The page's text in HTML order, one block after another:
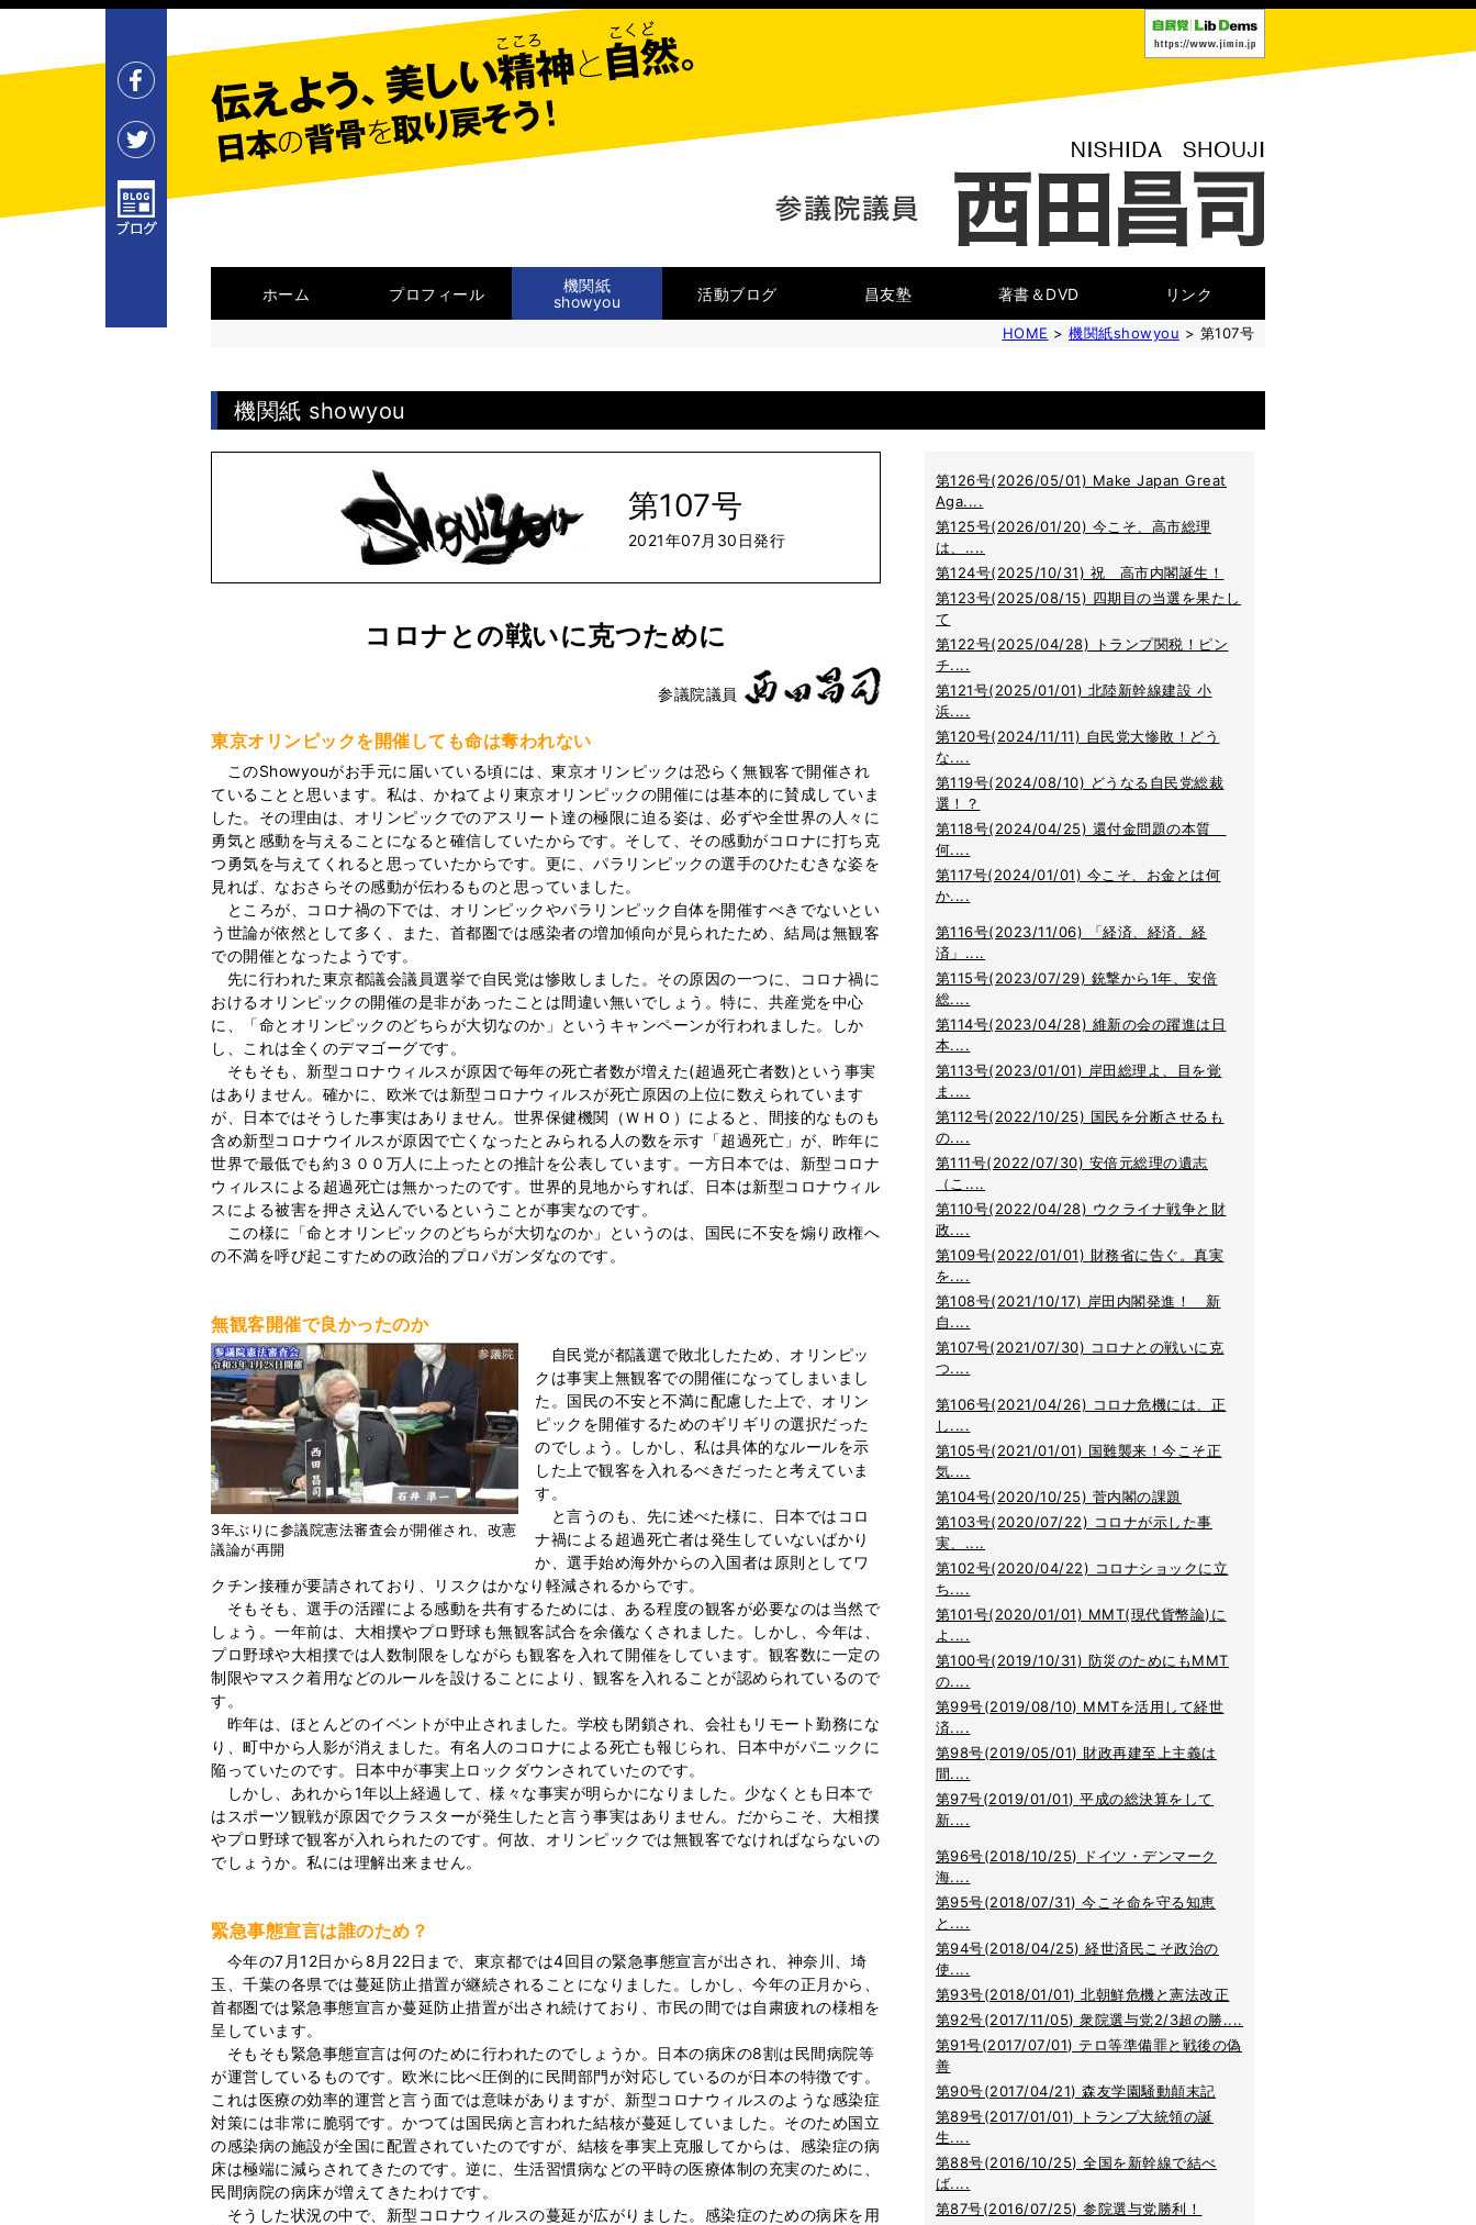
ホーム プロフィール
機関紙
showyou
活動ブログ 昌友塾 著書＆DVD リンク
HOME > 機関紙showyou > 第107号
機関紙 showyou
第107号
2021年07月30日発行
コロナとの戦いに克つために
参議院議員
東京オリンピックを開催しても命は奪われない
このShowyouがお手元に届いている頃には、東京オリンピックは恐らく無観客で開催され
ていることと思います。私は、かねてより東京オリンピックの開催には基本的に賛成していま
した。その理由は、オリンピックでのアスリート達の極限に迫る姿は、必ずや全世界の人々に
勇気と感動を与えることになると確信していたからです。そして、その感動がコロナに打ち克
つ勇気を与えてくれると思っていたからです。更に、パラリンピックの選手のひたむきな姿を
見れば、なおさらその感動が伝わるものと思っていました。
ところが、コロナ禍の下では、オリンピックやパラリンピック自体を開催すべきでないとい
う世論が依然として多く、また、首都圏では感染者の増加傾向が見られたため、結局は無観客
での開催となったようです。
先に行われた東京都議会議員選挙で自民党は惨敗しました。その原因の一つに、コロナ禍に
おけるオリンピックの開催の是非があったことは間違い無いでしょう。特に、共産党を中心
に、「命とオリンピックのどちらが大切なのか」というキャンペーンが行われました。しか
し、これは全くのデマゴーグです。
そもそも、新型コロナウィルスが原因で毎年の死亡者数が増えた(超過死亡者数)という事実
はありません。確かに、欧米では新型コロナウィルスが死亡原因の上位に数えられています
が、日本ではそうした事実はありません。世界保健機関（ＷＨＯ）によると、間接的なものも
含め新型コロナウイルスが原因で亡くなったとみられる人の数を示す「超過死亡」が、昨年に
世界で最低でも約３００万人に上ったとの推計を公表しています。一方日本では、新型コロナ
ウィルスによる超過死亡は無かったのです。世界的見地からすれば、日本は新型コロナウィル
スによる被害を押さえ込んでいるということが事実なのです。
この様に「命とオリンピックのどちらが大切なのか」というのは、国民に不安を煽り政権へ
の不満を呼び起こすための政治的プロパガンダなのです。
無観客開催で良かったのか
3年ぶりに参議院憲法審査会が開催され、改憲
議論が再開
自民党が都議選で敗北したため、オリンピッ
クは事実上無観客での開催になってしまいまし
た。国民の不安と不満に配慮した上で、オリン
ピックを開催するためのギリギリの選択だった
のでしょう。しかし、私は具体的なルールを示
した上で観客を入れるべきだったと考えていま
す。
と言うのも、先に述べた様に、日本ではコロ
ナ禍による超過死亡者は発生していないばかり
か、選手始め海外からの入国者は原則としてワ
クチン接種が要請されており、リスクはかなり軽減されるからです。
そもそも、選手の活躍による感動を共有するためには、ある程度の観客が必要なのは当然で
しょう。一年前は、大相撲やプロ野球も無観客試合を余儀なくされました。しかし、今年は、
プロ野球や大相撲では人数制限をしながらも観客を入れて開催をしています。観客数に一定の
制限やマスク着用などのルールを設けることにより、観客を入れることが認められているので
す。
昨年は、ほとんどのイベントが中止されました。学校も閉鎖され、会社もリモート勤務にな
り、町中から人影が消えました。有名人のコロナによる死亡も報じられ、日本中がパニックに
陥っていたのです。日本中が事実上ロックダウンされていたのです。
しかし、あれから1年以上経過して、様々な事実が明らかになりました。少なくとも日本で
はスポーツ観戦が原因でクラスターが発生したと言う事実はありません。だからこそ、大相撲
やプロ野球で観客が入れられたのです。何故、オリンピックでは無観客でなければならないの
でしょうか。私には理解出来ません。
緊急事態宣言は誰のため？
今年の7月12日から8月22日まで、東京都では4回目の緊急事態宣言が出され、神奈川、埼
玉、千葉の各県では蔓延防止措置が継続されることになりました。しかし、今年の正月から、
首都圏では緊急事態宣言か蔓延防止措置が出され続けており、市民の間では自粛疲れの様相を
呈しています。
そもそも緊急事態宣言は何のために行われたのでしょうか。日本の病床の8割は民間病院等
が運営しているものです。欧米に比べ圧倒的に民間部門が対応しているのが日本の特徴です。
これは医療の効率的運営と言う面では意味がありますが、新型コロナウィルスのような感染症
対策には非常に脆弱です。かつては国民病と言われた結核が蔓延していました。そのため国立
の感染病の施設が全国に配置されていたのですが、結核を事実上克服してからは、感染症の病
床は極端に減らされてきたのです。逆に、生活習慣病などの平時の医療体制の充実のために、
民間病院の病床が増えてきたわけです。
そうした状況の中で、新型コロナウィルスの蔓延が広がりました。感染症のための病床を用
第126号(2026/05/01) Make Japan Great
Aga....
第125号(2026/01/20) 今こそ、高市総理
は、....
第124号(2025/10/31) 祝 高市内閣誕生！
第123号(2025/08/15) 四期目の当選を果たし
て
第122号(2025/04/28) トランプ関税！ピン
チ....
第121号(2025/01/01) 北陸新幹線建設 小
浜....
第120号(2024/11/11) 自民党大惨敗！どう
な....
第119号(2024/08/10) どうなる自民党総裁
選！？
第118号(2024/04/25) 還付金問題の本質
何....
第117号(2024/01/01) 今こそ、お金とは何
か....
第116号(2023/11/06) 「経済、経済、経
済」....
第115号(2023/07/29) 銃撃から1年、安倍
総....
第114号(2023/04/28) 維新の会の躍進は日
本....
第113号(2023/01/01) 岸田総理よ、目を覚
ま....
第112号(2022/10/25) 国民を分断させるも
の....
第111号(2022/07/30) 安倍元総理の遺志
（こ....
第110号(2022/04/28) ウクライナ戦争と財
政....
第109号(2022/01/01) 財務省に告ぐ。真実
を....
第108号(2021/10/17) 岸田内閣発進！ 新
自....
第107号(2021/07/30) コロナとの戦いに克
つ....
第106号(2021/04/26) コロナ危機には、正
し....
第105号(2021/01/01) 国難襲来！今こそ正
気....
第104号(2020/10/25) 菅内閣の課題
第103号(2020/07/22) コロナが示した事
実、....
第102号(2020/04/22) コロナショックに立
ち....
第101号(2020/01/01) MMT(現代貨幣論)に
よ....
第100号(2019/10/31) 防災のためにもMMT
の....
第99号(2019/08/10) MMTを活用して経世
済....
第98号(2019/05/01) 財政再建至上主義は
間....
第97号(2019/01/01) 平成の総決算をして
新....
第96号(2018/10/25) ドイツ・デンマーク
海....
第95号(2018/07/31) 今こそ命を守る知恵
と....
第94号(2018/04/25) 経世済民こそ政治の
使....
第93号(2018/01/01) 北朝鮮危機と憲法改正
第92号(2017/11/05) 衆院選与党2/3超の勝....
第91号(2017/07/01) テロ等準備罪と戦後の偽
善
第90号(2017/04/21) 森友学園騒動顛末記
第89号(2017/01/01) トランプ大統領の誕
生....
第88号(2016/10/25) 全国を新幹線で結べ
ば....
第87号(2016/07/25) 参院選与党勝利！